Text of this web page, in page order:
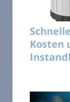
Kosten